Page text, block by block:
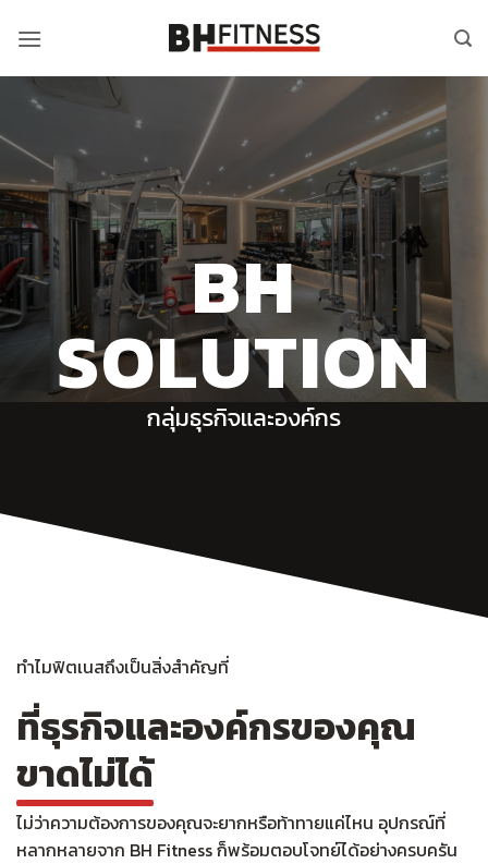
เนื้อหา
BH
SOLUTION
กลุ่มธุรกิจและองค์กร
ทำไมฟิตเนสถึงเป็นสิ่งสำคัญที่
ที่ธุรกิจและองค์กรของคุณ
ขาดไม่ได้
ไม่ว่าความต้องการของคุณจะยากหรือท้าทายแค่ไหน อุปกรณ์ที่
หลากหลายจาก BH Fitness ก็พร้อมตอบโจทย์ได้อย่างครบครัน